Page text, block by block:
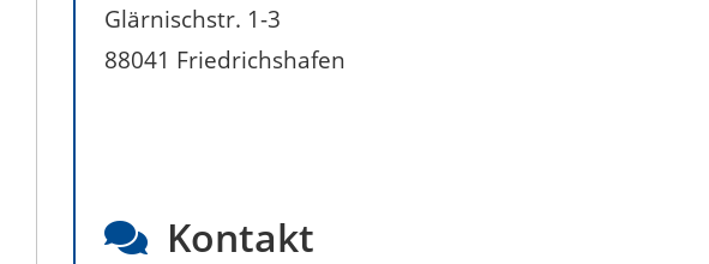
Glärnischstr. 1-3
88041 Friedrichshafen
Kontakt